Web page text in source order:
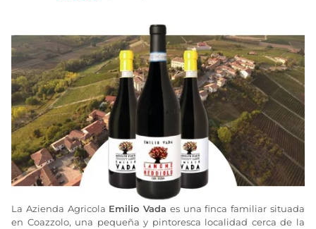
La Azienda Agricola Emilio Vada es una finca familiar situada
en Coazzolo, una pequeña y pintoresca localidad cerca de la